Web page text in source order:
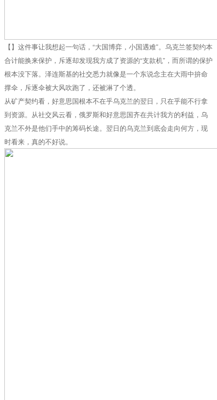
【】这件事让我想起一句话，“大国博弈，小国遇难”。乌克兰签契约本
合计能换来保护，斥逐却发现我方成了资源的“支款机”，而所谓的保护
根本没下落。泽连斯基的社交悉力就像是一个东说念主在大雨中拚命
撑伞，斥逐伞被大风吹跑了，还被淋了个透。
从矿产契约看，好意思国根本不在乎乌克兰的翌日，只在乎能不行拿
到资源。从社交风云看，俄罗斯和好意思国齐在共计我方的利益，乌
克兰不外是他们手中的筹码长途。翌日的乌克兰到底会走向何方，现
时看来，真的不好说。